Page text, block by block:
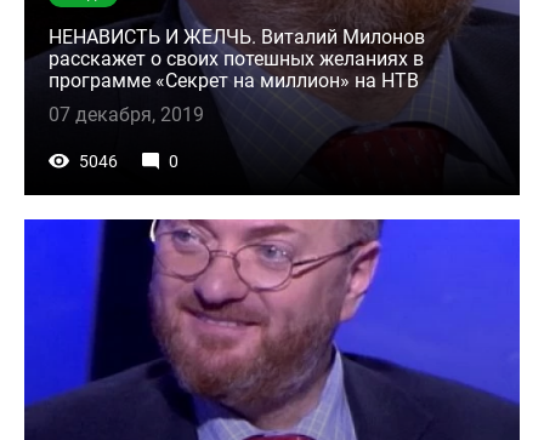
НЕНАВИСТЬ И ЖЕЛЧЬ. Виталий Милонов
расскажет о своих потешных желаниях в
программе «Секрет на миллион» на НТВ
07 декабря, 2019
5046 0